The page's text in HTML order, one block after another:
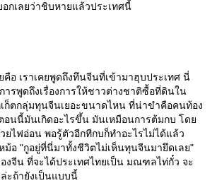
กเลยว่าชิบหายแล้วประเทศนี้
คือ เราเคยพูดถึงทึนจีนที่เข้ามาฮุบประเทศ นี่
รพูดถึงเรื่องการให้ชาวต่างชาติซื้อที่ดินใน
ก็ตกลุ่มทุนจีนเยอะขนาดไหน ที่น่าขำคือคนท้อง
อนนี้มันเกิดอะไรขึ้น มันเหมือนการต้มกบ โด
ยไฟอ่อน พอรู้ตัวอีกทีกบก็ทำอะไรไม่ได้แล้ว
ม้อ "กูอยู่ที่นี่มาทั้งชีวิตไม่เห็นทุนจีนมายึดเลย"
งจีน ที่จะได้ประเทศไทยเป็น มณฑลไท่กั๋ว จะ
ะถ้ายังเป็นแบบนี้